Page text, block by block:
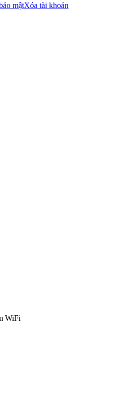
mậtXóa tài khoản
WiFi